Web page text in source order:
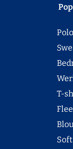
T-shirt
Fleece
Blousen
Softshell